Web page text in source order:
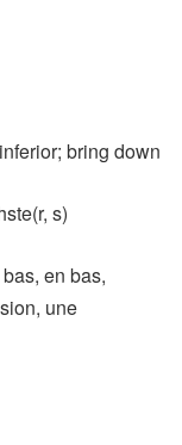
bring down
s)​
en bas,
une